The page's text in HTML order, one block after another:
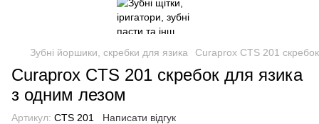
Зубні йоршики, скребки для язика Curaprox CTS 201
Curaprox CTS 201 скребок для язика
з одним лезом
Артикул: CTS 201 Написати відгук